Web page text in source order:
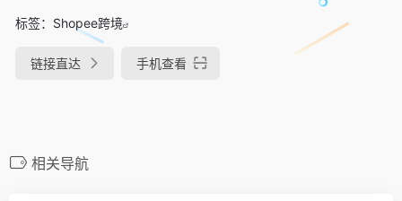
标签： Shopee跨境
链接直达 手机查看
相关导航